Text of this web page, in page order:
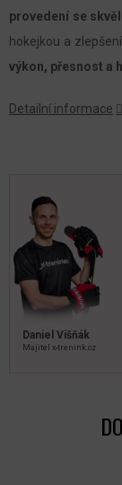
provedení se
hokejkou a
výkon, přesnost a
Detailní informace
Daniel Višňák
Majitel x‑trenink.cz